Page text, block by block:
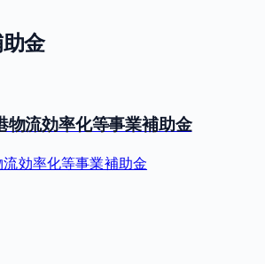
金
物流効率化等事業補助金
効率化等事業補助金